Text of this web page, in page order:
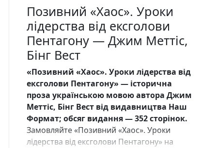
Позивний «Хаос». Уроки
лідерства від ексголови
Пентагону — Джим Меттіс,
Бінг Вест
«Позивний «Хаос». Уроки лідерства від
ексголови Пентагону» — історична
проза українською мовою автора Джим
Меттіс, Бінг Вест від видавництва Наш
Формат; обсяг видання — 352 сторінок.
Замовляйте «Позивний «Хаос». Уроки
лідерства від ексголови Пентагону» на